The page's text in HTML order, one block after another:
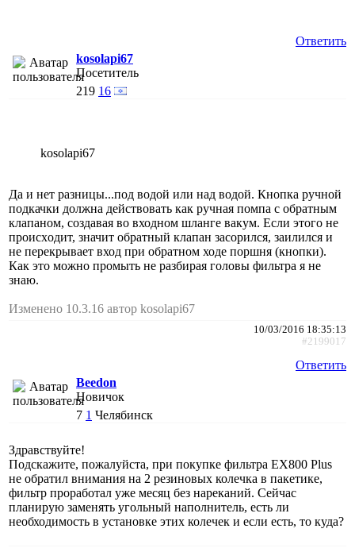
Ответить
kosolapi67
Посетитель
219 16
kosolapi67
Да и нет разницы...под водой или над водой. Кнопка ручной
подкачки должна действовать как ручная помпа с обратным
клапаном, создавая во входном шланге вакум. Если этого не
происxодит, значит обратный клапан засорился, заилился и
не перекрывает вход при обратном ходе поршня (кнопки).
Как это можно промыть не разбирая головы фильтра я не
знаю.
Изменено 10.3.16 автор kosolapi67
10/03/2016 18:35:13
#2199017
Ответить
Beedon
Новичок
7 1 Челябинск
Здравствуйте!
Подскажите, пожалуйста, при покупке фильтра EX800 Plus
не обратил внимания на 2 резиновых колечка в пакетике,
фильтр проработал уже месяц без нареканий. Сейчас
планирую заменять угольный наполнитель, есть ли
необходимость в установке этих колечек и если есть, то куда?